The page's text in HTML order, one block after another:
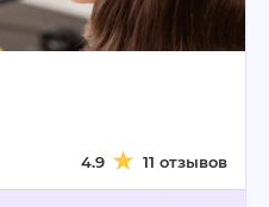
4.9 11 отзывов